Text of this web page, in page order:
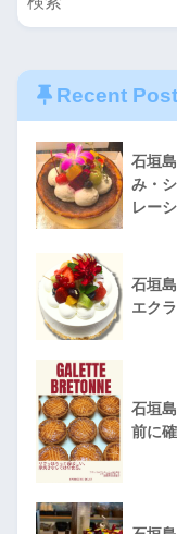
Recent
石垣
み・
レー
石垣
エク
石垣
前に